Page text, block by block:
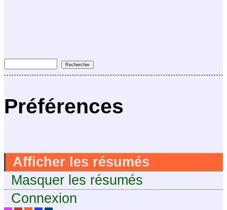
Préférences
Afficher les résumés
Masquer les résumés
Connexion